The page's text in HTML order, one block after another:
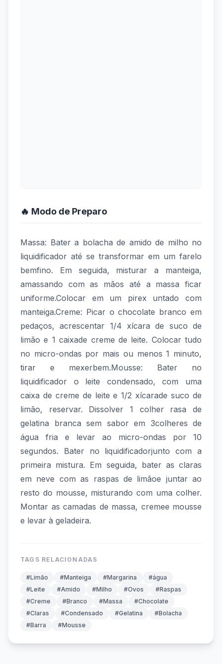
🔥 Modo de Preparo
Massa: Bater a bolacha de amido de milho no
liquidificador até se transformar em um farelo
bemfino. Em seguida, misturar a manteiga,
amassando com as mãos até a massa ficar
uniforme.Colocar em um pirex untado com
manteiga.Creme: Picar o chocolate branco em
pedaços, acrescentar 1/4 xícara de suco de
limão e 1 caixade creme de leite. Colocar tudo
no micro-ondas por mais ou menos 1 minuto,
tirar e mexerbem.Mousse: Bater no
liquidificador o leite condensado, com uma
caixa de creme de leite e 1/2 xícarade suco de
limão, reservar. Dissolver 1 colher rasa de
gelatina branca sem sabor em 3colheres de
água fria e levar ao micro-ondas por 10
segundos. Bater no liquidificadorjunto com a
primeira mistura. Em seguida, bater as claras
em neve com as raspas de limãoe juntar ao
resto do mousse, misturando com uma colher.
Montar as camadas de massa, cremee mousse
e levar à geladeira.
TAGS RELACIONADAS
#Limão #Manteiga #Margarina
#água
#Leite
#Amido #Milho #Ovos
#Raspas
#Creme
#Branco #Massa
#Chocolate
#Claras
#Condensado #Gelatina
#Bolacha
#Barra
#Mousse